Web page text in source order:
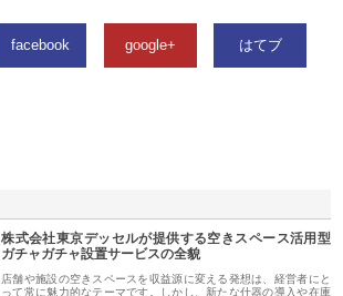
facebook google+ はてブ
株式会社東京デッセルが提供する空きスペース活用型
ガチャガチャ設置サービスの全貌
店舗や施設の空きスペースを収益源に変える発想は、経営者にと
って常に魅力的なテーマです。しかし、新たな什器の導入や在庫